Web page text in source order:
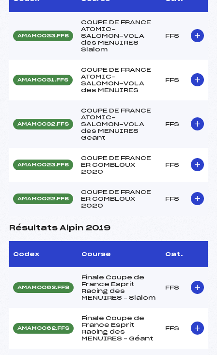
AMAM0033.FFS
COUPE DE FRANCE
ATOMIC-
SALOMON-VOLA
des MENUIRES
Slalom
FFS
AMAM0031.FFS
COUPE DE FRANCE
ATOMIC-
SALOMON-VOLA
des MENUIRES
FFS
AMAM0032.FFS
COUPE DE FRANCE
ATOMIC-
SALOMON-VOLA
des MENUIRES
Geant
FFS
AMAM0023.FFS
COUPE DE FRANCE
ER COMBLOUX
2020
FFS
AMAM0022.FFS
COUPE DE FRANCE
ER COMBLOUX
2020
FFS
Résultats Alpin 2019
Codex Course Cat.
AMAM0063.FFS
Finale Coupe de
France Esprit
Racing des
MENUIRES – Slalom
FFS
AMAM0062.FFS
Finale Coupe de
France Esprit
Racing des
MENUIRES – Géant
FFS